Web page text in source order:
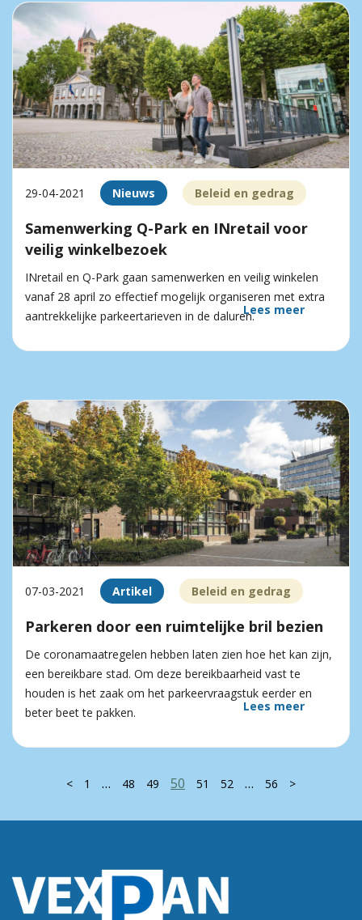
29-04-2021 Nieuws Beleid en gedrag
Samenwerking Q-Park en INretail voor
veilig winkelbezoek
INretail en Q-Park gaan samenwerken en veilig winkelen
vanaf 28 april zo effectief mogelijk organiseren met extra
aantrekkelijke parkeertarieven in de daluren.Lees meer
07-03-2021 Artikel Beleid en gedrag
Parkeren door een ruimtelijke bril bezien
De coronamaatregelen hebben laten zien hoe het kan zijn,
een bereikbare stad. Om deze bereikbaarheid vast te
houden is het zaak om het parkeervraagstuk eerder en
beter beet te pakken.
Lees meer
< 1 … 48 49 50 51 52 … 56 >